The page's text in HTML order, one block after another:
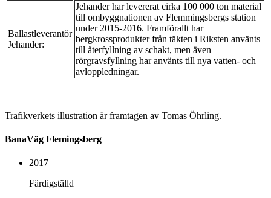
Ballastleverantör
Jehander:
Jehander har levererat cirka 100 000 ton material
till ombyggnationen av Flemmingsbergs station
under 2015-2016. Framförallt har
bergkrossprodukter från täkten i Riksten använts
till återfyllning av schakt, men även
rörgravsfyllning har använts till nya vatten- och
avloppledningar.
Trafikverkets illustration är framtagen av Tomas Öhrling.
BanaVäg Flemingsberg
2017
Färdigställd